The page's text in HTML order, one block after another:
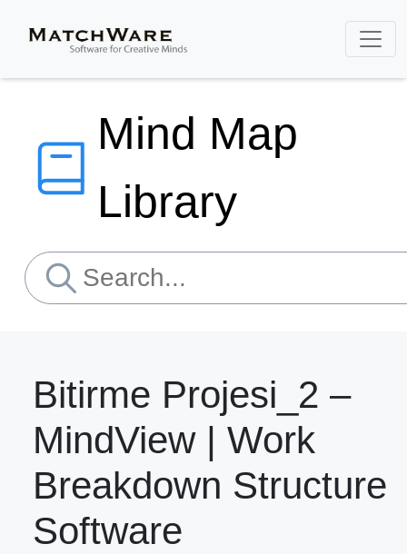
Mind Map
Library
Bitirme Projesi_2 –
MindView | Work
Breakdown Structure
Software